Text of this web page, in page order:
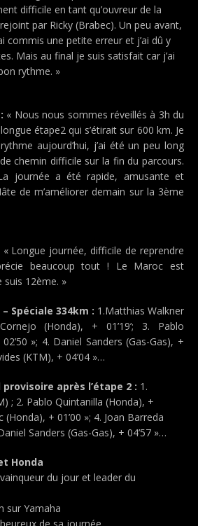
difficile en tant qu’ouvreur de la
par Ricky (Brabec). Un peu avant,
commis une petite erreur et j’ai dû y
Mais au final je suis satisfait car j’ai
rythme. »
« Nous nous sommes réveillés à 3h du
étape2 qui s’étirait sur 600 km. Je
aujourd’hui, j’ai été un peu long
chemin difficile sur la fin du parcours.
journée a été rapide, amusante et
de m’améliorer demain sur la 3ème
« Longue journée, difficile de reprendre
beaucoup tout ! Le Maroc est
suis 12ème. »
Spéciale 334km : 1.Matthias Walkner
(Honda), + 01’19’; 3. Pablo
»; 4. Daniel Sanders (Gas-Gas), +
(KTM), + 04’04 »…
après l’étape 2 : 1.
; 2. Pablo Quintanilla (Honda), +
(Honda), + 01’00 »; 4. Joan Barreda
Sanders (Gas-Gas), + 04’57 »…
Honda
du jour et leader du
sur Yamaha